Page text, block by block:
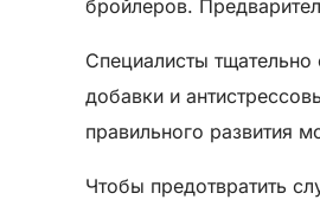
бройлеров.
Специалисты
добавки и
правильного развития
Чтобы предотвратить